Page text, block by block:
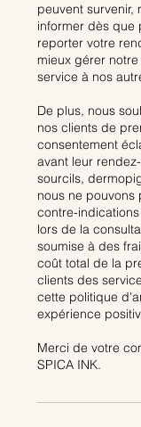
peuvent survenir,
informer dès que
reporter votre
mieux gérer
service à nos
De plus, nous
nos clients de
consentement
avant leur
sourcils,
nous ne
contre-
lors de la
soumise à des
coût total de la
clients des
cette politique
expérience
​Merci de votre
SPICA INK.